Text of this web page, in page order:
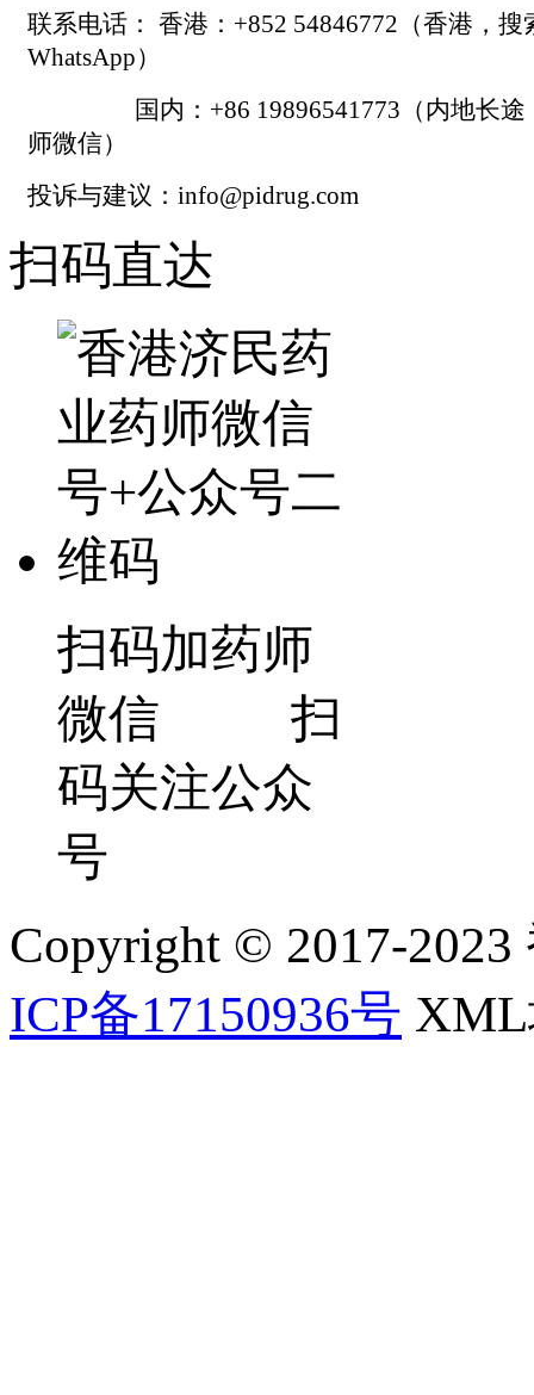
联系电话： 香港：+852 54846772（香港，搜
WhatsApp）
国内：+86 19896541773（内地长途
师微信）
投诉与建议：info@pidrug.com
扫码直达
扫码加药师
微信 扫
码关注公众
号
Copyright © 2017-2023
ICP备17150936号